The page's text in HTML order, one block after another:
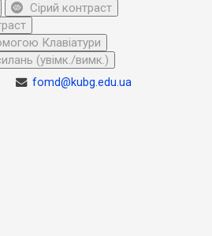
Сірий контраст
Клавіатури
(увімк./вимк.)
fomd@kubg.edu.ua